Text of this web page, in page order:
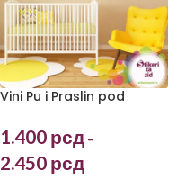
Vini Pu i Praslin pod
1.400 рсд –
2.450 рсд